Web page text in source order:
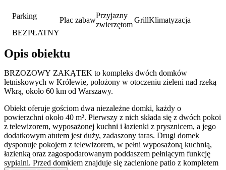
Parking
BEZPŁATNY
Plac zabaw
Przyjazny
zwierzętom
GrillKlimatyzacja
Opis obiektu
BRZOZOWY ZAKĄTEK to kompleks dwóch domków
letniskowych w Królewie, położony w otoczeniu zieleni nad rzeką
Wkrą, około 60 km od Warszawy.
Obiekt oferuje gościom dwa niezależne domki, każdy o
powierzchni około 40 m². Pierwszy z nich składa się z dwóch pokoi
z telewizorem, wyposażonej kuchni i łazienki z prysznicem, a jego
dodatkowym atutem jest duży, zadaszony taras. Drugi domek
dysponuje pokojem z telewizorem, w pełni wyposażoną kuchnią,
łazienką oraz zagospodarowanym poddaszem pełniącym funkcję
sypialni. Przed domkiem znajduje się zacienione patio z kompletem